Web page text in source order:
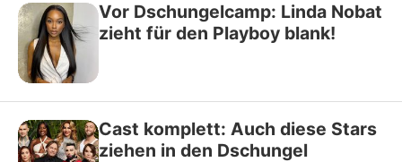
Vor Dschungelcamp: Linda Nobat
zieht für den Playboy blank!
Cast komplett: Auch diese Stars
ziehen in den Dschungel